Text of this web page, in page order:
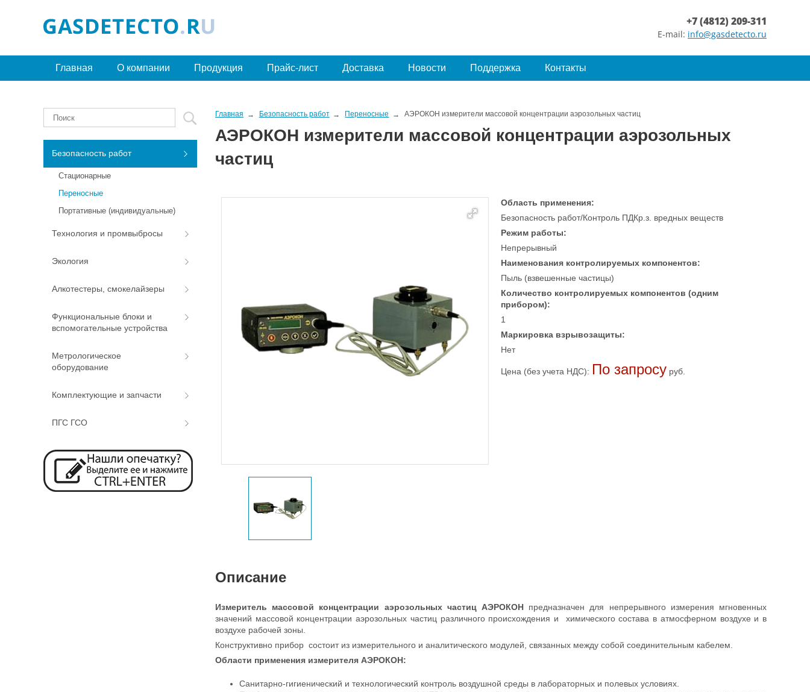
+7 (4812) 209-311
E-mail: info@gasdetecto.ru
Главная О компании Продукция Прайс-лист Доставка Новости Поддержка Контакты
Главная Безопасность работ Переносные АЭРОКОН измерители массовой концентрации аэрозольных частиц
АЭРОКОН измерители массовой концентрации аэрозольных
частиц
Область применения:
Безопасность работ/Контроль ПДКр.з. вредных веществ
Режим работы:
Непрерывный
Наименования контролируемых компонентов:
Пыль (взвешенные частицы)
Количество контролируемых компонентов (одним
прибором):
1
Маркировка взрывозащиты:
Нет
Цена (без учета НДС): По запросу руб.
Описание
Измеритель массовой концентрации аэрозольных частиц АЭРОКОН предназначен для непрерывного измерения мгновенных
значений массовой концентрации аэрозольных частиц различного происхождения и химического состава в атмосферном воздухе и в
воздухе рабочей зоны.
Конструктивно прибор состоит из измерительного и аналитического модулей, связанных между собой соединительным кабелем.
Области применения измерителя АЭРОКОН:
Санитарно-гигиенический и технологический контроль воздушной среды в лабораторных и полевых условиях.
Безопасность работ
Стационарные
Переносные
Портативные (индивидуальные)
Технология и промвыбросы
Экология
Алкотестеры, смокелайзеры
Функциональные блоки и
вспомогательные устройства
Метрологическое
оборудование
Комплектующие и запчасти
ПГС ГСО